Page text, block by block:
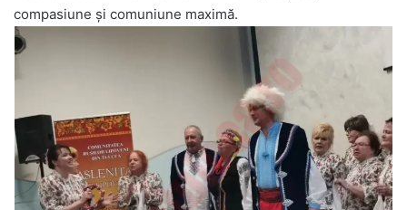
compasiune și comuniune maximă.